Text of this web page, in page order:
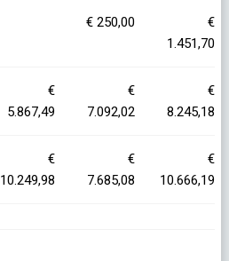
€ 250,00
€
1.451,70
€
5.867,49
€
7.092,02
€
8.245,18
€
10.249,98
€
7.685,08
€
10.666,19